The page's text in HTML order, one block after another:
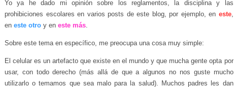
Yo ya he dado mi opinión sobre los reglamentos, la disciplina y las
prohibiciones escolares en varios posts de este blog, por ejemplo, en este,
en este otro y en este más.
Sobre este tema en específico, me preocupa una cosa muy simple:
El celular es un artefacto que existe en el mundo y que mucha gente opta por
usar, con todo derecho (más allá de que a algunos no nos guste mucho
utilizarlo o temamos que sea malo para la salud). Muchos padres les dan